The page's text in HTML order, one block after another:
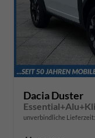
Dacia Duster
unverbindliche Lieferzeit: